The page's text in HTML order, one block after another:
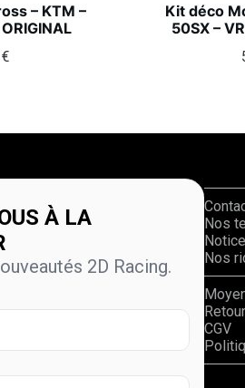
– KTM –
€
Kit déco
50SX –
À LA
2D Racing.
Nos
Nos
CGV